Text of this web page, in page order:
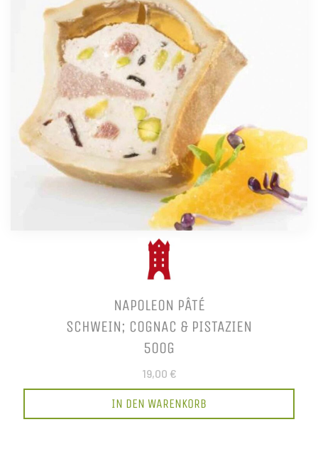
NAPOLEON PÂTÉ
SCHWEIN; COGNAC & PISTAZIEN
500G
19,00 €
IN DEN WARENKORB